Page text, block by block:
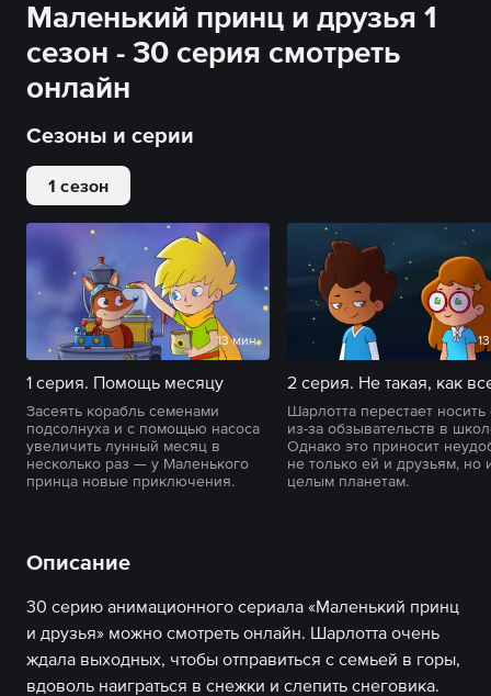
Маленький принц и друзья 1
сезон - 30 серия смотреть
онлайн
Сезоны и серии
1 сезон
13 мин
1 серия. Помощь месяцу
Засеять корабль семенами
подсолнуха и с помощью насоса
увеличить лунный месяц в
несколько раз — у Маленького
принца новые приключения.
2 серия. Не такая, как
Шарлотта перестает носить
из-за обзывательств в
Однако это приносит
не только ей и друзьям, но
целым планетам.
Описание
30 серию анимационного сериала «Маленький принц
и друзья» можно смотреть онлайн. Шарлотта очень
ждала выходных, чтобы отправиться с семьей в горы,
вдоволь наиграться в снежки и слепить снеговика.